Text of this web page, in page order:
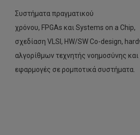
Συστήματα πραγματικού
χρόνου, FPGAs και Systems on a Chip,
σχεδίαση VLSI , HW/SW Co-design,
αλγορίθμων τεχνητής νοημοσύνης
εφαρμογές σε ρομποτικά συστήματα.